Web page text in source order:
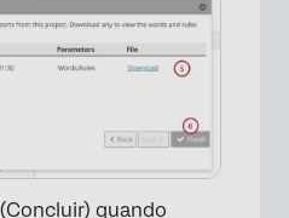
×
(Concluir) quando